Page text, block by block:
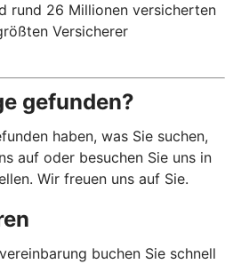
rund 26 Millionen versicherten
Versicherer
gefunden?
haben, was Sie suchen,
auf oder besuchen Sie uns in
Wir freuen uns auf Sie.
buchen Sie schnell